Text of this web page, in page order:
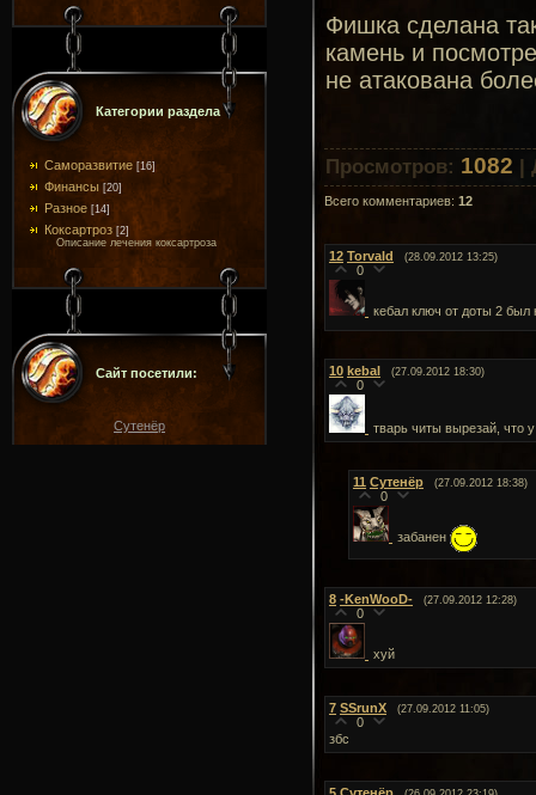
Категории раздела
Саморазвитие [16]
Финансы [20]
Разное [14]
Коксартроз [2]
Описание лечения коксартроза
Сайт посетили:
Сутенёр
Фишка сделана
камень и
не атакована
Просмотров: 1082 |
Всего комментариев: 12
12 Torvald (28.09.2012 13:25)
0
кебал ключ от доты 2
10 kebal (27.09.2012 18:30)
0
тварь читы вырезай, что
11 Сутенёр (27.09.2012 18:38)
0
забанен
8 -KenWooD- (27.09.2012 12:28)
0
хуй
7 SSrunX (27.09.2012 11:05)
0
збс